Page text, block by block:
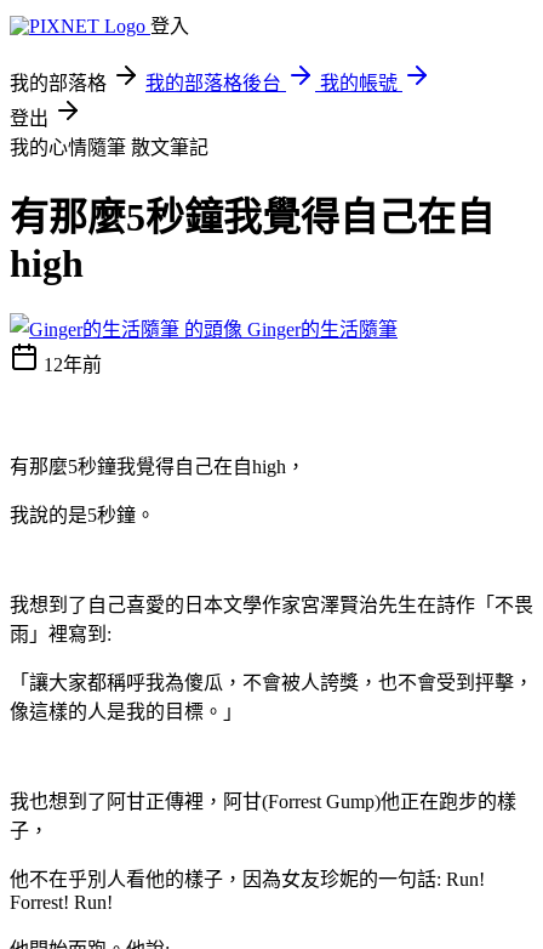
登入
我的部落格 我的部落格後台
我的帳號
登出
我的心情隨筆 散文筆記
有那麼5秒鐘我覺得自己在自
high
Ginger的生活隨筆
12年前
有那麼5秒鐘我覺得自己在自high，
我說的是5秒鐘。
我想到了自己喜愛的日本文學作家宮澤賢治先生在詩作「不畏
雨」裡寫到:
「讓大家都稱呼我為傻瓜，不會被人誇獎，也不會受到抨擊，
像這樣的人是我的目標。」
我也想到了阿甘正傳裡，阿甘(Forrest Gump)他正在跑步的樣
子，
他不在乎別人看他的樣子，因為女友珍妮的一句話: Run!
Forrest! Run!